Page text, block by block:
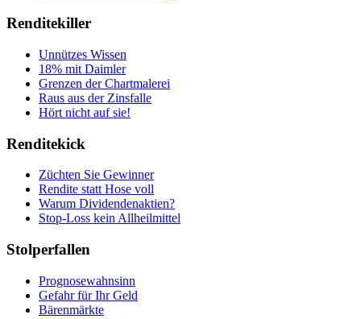
Renditekiller
Unnützes Wissen
18% mit Daimler
Grenzen der Chartmalerei
Raus aus der Zinsfalle
Hört nicht auf sie!
Renditekick
Züchten Sie Gewinner
Rendite statt Hose voll
Warum Dividendenaktien?
Stop-Loss kein Allheilmittel
Stolperfallen
Prognosewahnsinn
Gefahr für Ihr Geld
Bärenmärkte